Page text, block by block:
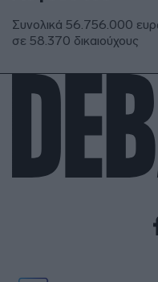
Συνολικά 56.756.000
σε 58.370 δικαιούχους